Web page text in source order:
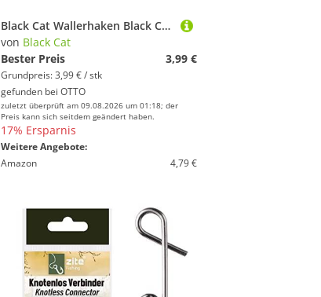
Black Cat Wallerhaken Black Cat Propeller-Rasseln - 2 Wallerrasseln
von Black Cat
Bester Preis
3,99 €
Grundpreis: 3,99 € / stk
gefunden bei OTTO
zuletzt überprüft am 09.08.2026 um 01:18; der
Preis kann sich seitdem geändert haben.
17% Ersparnis
Weitere Angebote:
Amazon
4,79 €